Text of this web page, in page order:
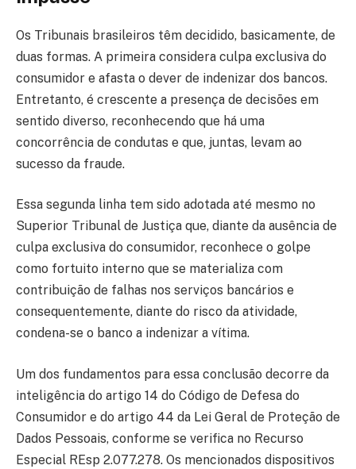
Os Tribunais brasileiros têm decidido, basicamente, de
duas formas. A primeira considera culpa exclusiva do
consumidor e afasta o dever de indenizar dos bancos.
Entretanto, é crescente a presença de decisões em
sentido diverso, reconhecendo que há uma
concorrência de condutas e que, juntas, levam ao
sucesso da fraude.
Essa segunda linha tem sido adotada até mesmo no
Superior Tribunal de Justiça que, diante da ausência de
culpa exclusiva do consumidor, reconhece o golpe
como fortuito interno que se materializa com
contribuição de falhas nos serviços bancários e
consequentemente, diante do risco da atividade,
condena-se o banco a indenizar a vítima.
Um dos fundamentos para essa conclusão decorre da
inteligência do artigo 14 do Código de Defesa do
Consumidor e do artigo 44 da Lei Geral de Proteção de
Dados Pessoais, conforme se verifica no Recurso
Especial REsp 2.077.278. Os mencionados dispositivos